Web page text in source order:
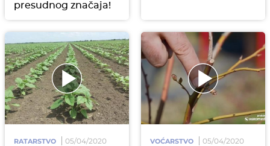
presudnog značaja!
RATARSTVO 05/04/2020 VOĆARSTVO 05/04/2020